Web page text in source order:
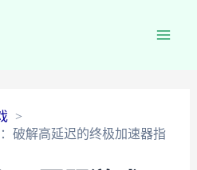
破解高延迟的终极加速器指